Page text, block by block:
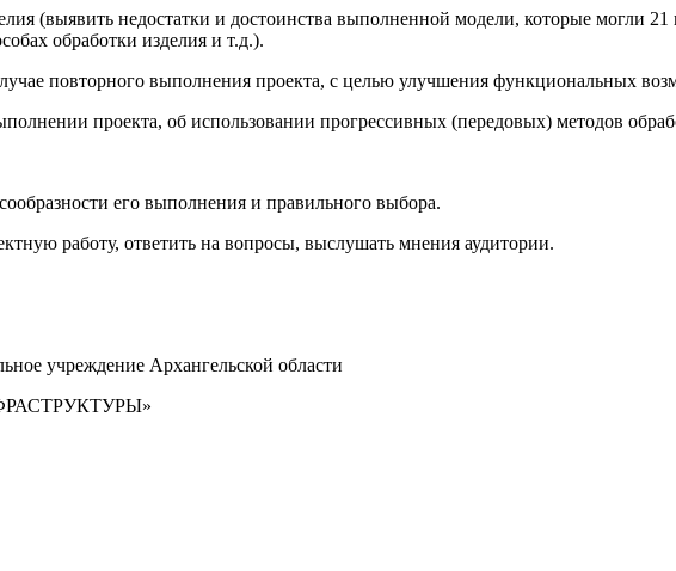
(выявить недостатки и достоинства выполненной модели, которые могли
обработки изделия и т.д.).
повторного выполнения проекта, с целью улучшения функциональных
проекта, об использовании прогрессивных (передовых) методов
его выполнения и правильного выбора.
работу, ответить на вопросы, выслушать мнения аудитории.
учреждение Архангельской области